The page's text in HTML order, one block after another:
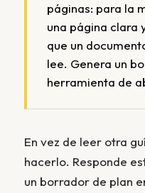
páginas: para la
una página clara
que un
lee. Genera un
herramienta de
En vez de leer otra
hacerlo. Responde
un borrador de plan